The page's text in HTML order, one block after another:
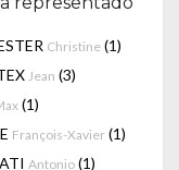
Christine (1)
Jean (3)
(1)
François-Xavier (1)
Antonio (1)